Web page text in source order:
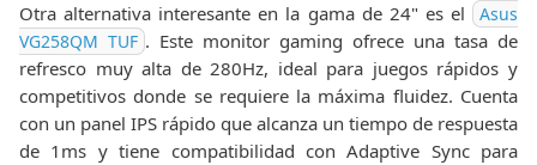
Otra alternativa interesante en la gama de 24" es el
Asus
VG258QM TUF . Este monitor gaming ofrece una tasa de
refresco muy alta de 280Hz, ideal para juegos rápidos y
competitivos donde se requiere la máxima fluidez. Cuenta
con un panel IPS rápido que alcanza un tiempo de respuesta
de 1ms y tiene compatibilidad con Adaptive Sync para